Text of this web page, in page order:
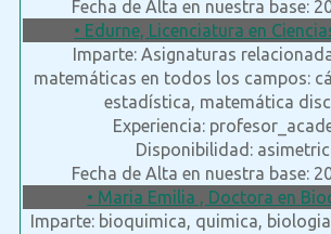
Fecha de Alta en nuestra base:
• Edurne, Licenciatura en
Imparte: Asignaturas
matemáticas en todos los campos:
estadística, matemática
Experiencia:
Disponibilidad:
Fecha de Alta en nuestra base:
• Maria Emilia , Doctora en
Imparte: bioquimica, quimica,